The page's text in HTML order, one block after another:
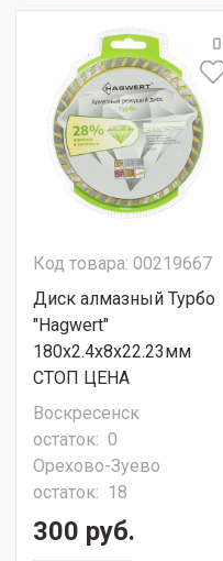
Код товара: 00219667
Диск алмазный Турбо
"Hagwert"
180х2.4х8х22.23мм
СТОП ЦЕНА
Воскресенск
остаток: 0
Орехово-Зуево
остаток: 18
300 руб.